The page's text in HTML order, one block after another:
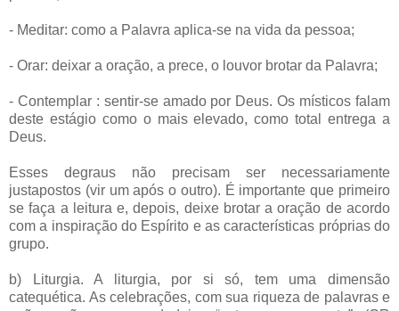
- Meditar: como a Palavra aplica-se na vida da pessoa;
- Orar: deixar a oração, a prece, o louvor brotar da Palavra;
- Contemplar : sentir-se amado por Deus. Os místicos falam
deste estágio como o mais elevado, como total entrega a
Deus.
Esses degraus não precisam ser necessariamente
justapostos (vir um após o outro). É importante que primeiro
se faça a leitura e, depois, deixe brotar a oração de acordo
com a inspiração do Espírito e as características próprias do
grupo.
b) Liturgia. A liturgia, por si só, tem uma dimensão
catequética. As celebrações, com sua riqueza de palavras e